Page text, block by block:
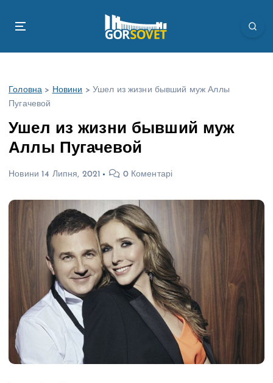
Головна > Новини > Ушел из жизни бывший муж Аллы
Пугачевой
Ушел из жизни бывший муж
Аллы Пугачевой
Новини 14 Липня, 2021 0 Коментарі